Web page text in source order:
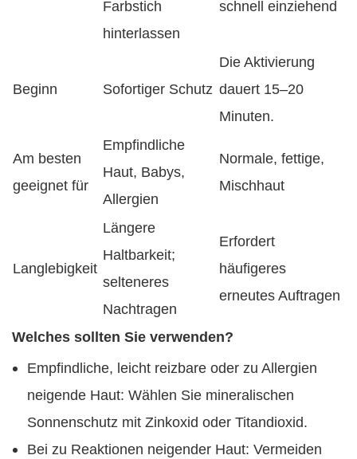
Farbstich
hinterlassen
schnell einziehend
Beginn Sofortiger Schutz
Die Aktivierung
dauert 15–20
Minuten.
Am besten
geeignet für
Empfindliche
Haut, Babys,
Allergien
Normale, fettige,
Mischhaut
Langlebigkeit
Längere
Haltbarkeit;
selteneres
Nachtragen
Erfordert
häufigeres
erneutes Auftragen
Welches sollten Sie verwenden?
Empfindliche, leicht reizbare oder zu Allergien
neigende Haut: Wählen Sie mineralischen
Sonnenschutz mit Zinkoxid oder Titandioxid.
Bei zu Reaktionen neigender Haut: Vermeiden